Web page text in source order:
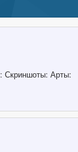
Скриншоты: Арты: